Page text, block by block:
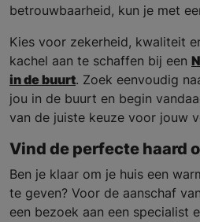
betrouwbaarheid, kun je met
Kies voor zekerheid, kwaliteit
kachel aan te schaffen bij een
in de buurt. Zoek eenvoudig
jou in de buurt en begin
van de juiste keuze voor jouw
Vind de perfecte haard
Ben je klaar om je huis een
te geven? Voor de aanschaf
een bezoek aan een specialist